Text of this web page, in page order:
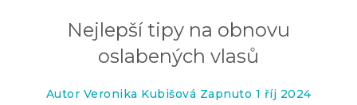
Nejlepší tipy na obnovu
oslabených vlasů
Autor Veronika Kubišová Zapnuto 1 říj 2024